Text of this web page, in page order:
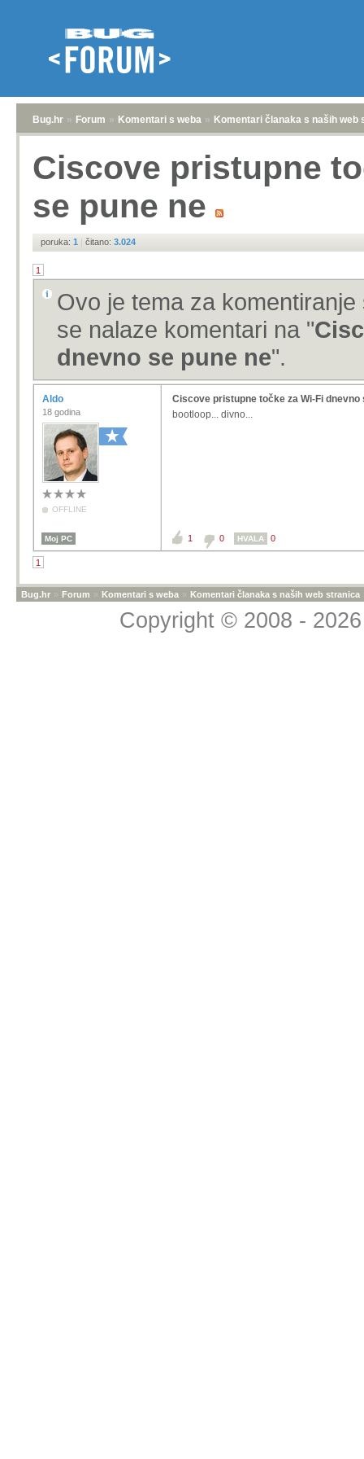
Bug.hr » Forum » Komentari s weba » Komentari članaka s naših web
Ciscove pristupne
se pune ne
poruka: 1 | čitano: 3.024
1
Ovo je tema za
se nalaze komentari na "
dnevno se pune ne".
Aldo
18 godina
OFFLINE
Ciscove pristupne točke za Wi-Fi dnevno
bootloop... divno...
Moj PC 1 0 HVALA 0
1
Bug.hr » Forum » Komentari s weba » Komentari članaka s naših web stranica
Copyright © 2008 -